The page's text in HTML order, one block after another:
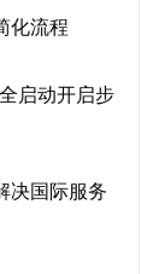
化流程
启动开启步
决国际服务